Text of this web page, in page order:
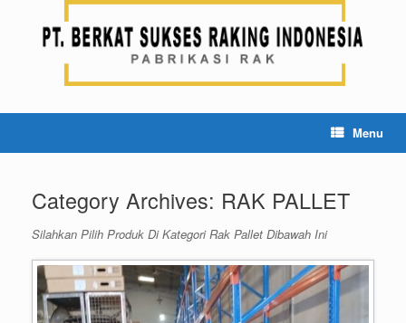
Menu
Category Archives: RAK PALLET
Silahkan Pilih Produk Di Kategori Rak Pallet Dibawah Ini